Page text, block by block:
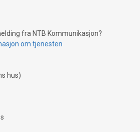
fra NTB Kommunikasjon?
om tjenesten
hus)